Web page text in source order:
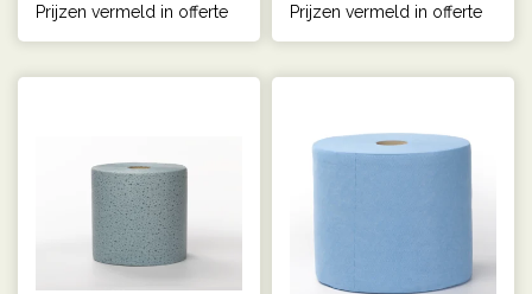
uiterst absor..
Prijzen vermeld in offerte Prijzen vermeld in offerte